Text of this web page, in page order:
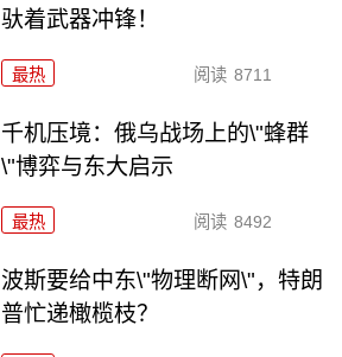
驮着武器冲锋！
最热 阅读 8711
千机压境：俄乌战场上的\"蜂群
\"博弈与东大启示
最热 阅读 8492
波斯要给中东\"物理断网\"，特朗
普忙递橄榄枝？